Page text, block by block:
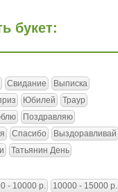
букет:
Свидание
Выписка
Юбилей
Траур
Поздравляю
Спасибо
Выздоравливай
Татьянин День
- 10000 р.
10000 - 15000 р.